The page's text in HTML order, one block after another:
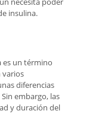
insulina.
es un término
varios
diferencias
embargo, las
y duración del